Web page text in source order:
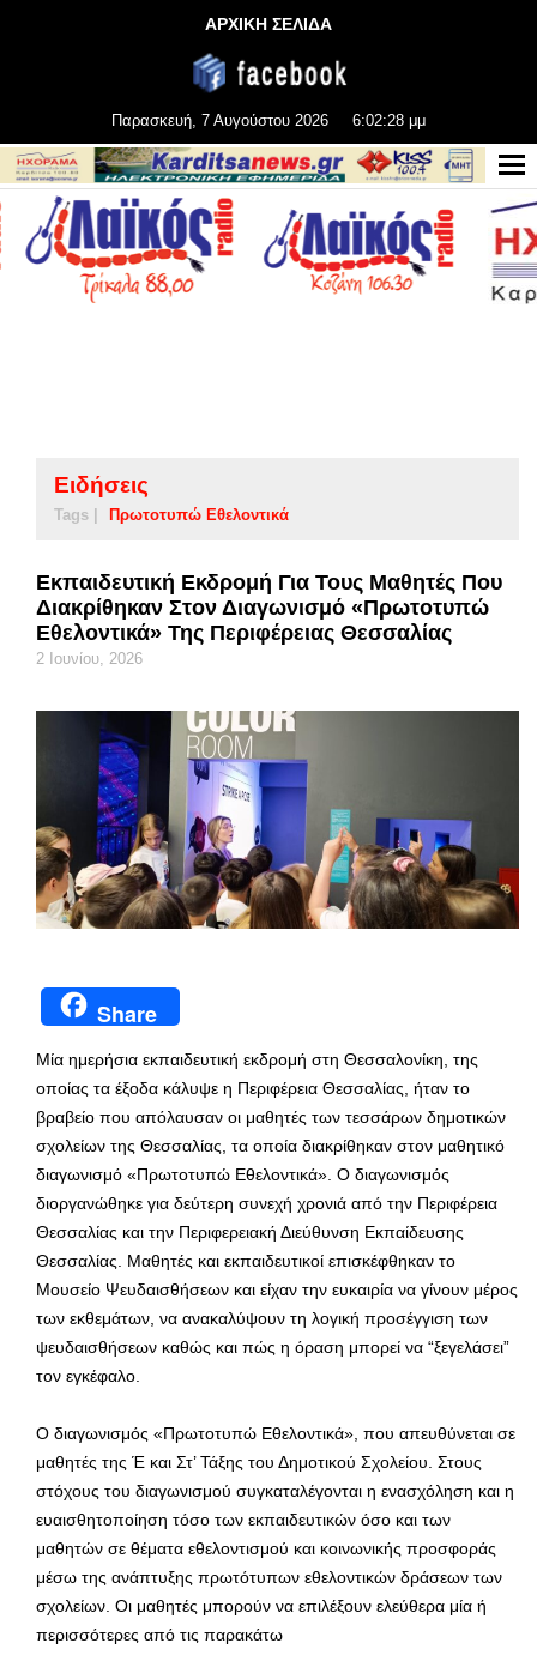
ΑΡΧΙΚΗ ΣΕΛΙΔΑ
Παρασκευή, 7 Αυγούστου 2026 6:02:29 μμ
Ειδήσεις
Tags | Πρωτοτυπώ Εθελοντικά
Εκπαιδευτική Εκδρομή Για Τους Μαθητές Που
Διακρίθηκαν Στον Διαγωνισμό «Πρωτοτυπώ
Εθελοντικά» Της Περιφέρειας Θεσσαλίας
2 Ιουνίου, 2026
Share
Μία ημερήσια εκπαιδευτική εκδρομή στη Θεσσαλονίκη, της
οποίας τα έξοδα κάλυψε η Περιφέρεια Θεσσαλίας, ήταν το
βραβείο που απόλαυσαν οι μαθητές των τεσσάρων δημοτικών
σχολείων της Θεσσαλίας, τα οποία διακρίθηκαν στον μαθητικό
διαγωνισμό «Πρωτοτυπώ Εθελοντικά». Ο διαγωνισμός
διοργανώθηκε για δεύτερη συνεχή χρονιά από την Περιφέρεια
Θεσσαλίας και την Περιφερειακή Διεύθυνση Εκπαίδευσης
Θεσσαλίας. Μαθητές και εκπαιδευτικοί επισκέφθηκαν το
Μουσείο Ψευδαισθήσεων και είχαν την ευκαιρία να γίνουν μέρος
των εκθεμάτων, να ανακαλύψουν τη λογική προσέγγιση των
ψευδαισθήσεων καθώς και πώς η όραση μπορεί να “ξεγελάσει”
τον εγκέφαλο.
Ο διαγωνισμός «Πρωτοτυπώ Εθελοντικά», που απευθύνεται σε
μαθητές της Έ και Στ’ Τάξης του Δημοτικού Σχολείου. Στους
στόχους του διαγωνισμού συγκαταλέγονται η ενασχόληση και η
ευαισθητοποίηση τόσο των εκπαιδευτικών όσο και των
μαθητών σε θέματα εθελοντισμού και κοινωνικής προσφοράς
μέσω της ανάπτυξης πρωτότυπων εθελοντικών δράσεων των
σχολείων. Οι μαθητές μπορούν να επιλέξουν ελεύθερα μία ή
περισσότερες από τις παρακάτω